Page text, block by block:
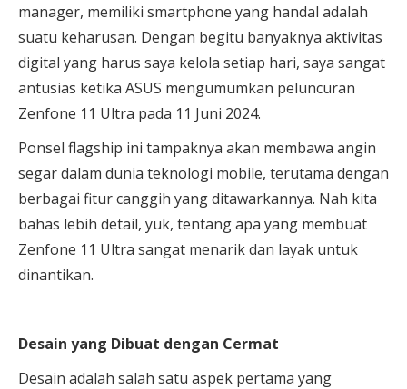
manager, memiliki smartphone yang handal adalah
suatu keharusan. Dengan begitu banyaknya aktivitas
digital yang harus saya kelola setiap hari, saya sangat
antusias ketika ASUS mengumumkan peluncuran
Zenfone 11 Ultra pada 11 Juni 2024.
Ponsel flagship ini tampaknya akan membawa angin
segar dalam dunia teknologi mobile, terutama dengan
berbagai fitur canggih yang ditawarkannya. Nah kita
bahas lebih detail, yuk, tentang apa yang membuat
Zenfone 11 Ultra sangat menarik dan layak untuk
dinantikan.
Desain yang Dibuat dengan Cermat
Desain adalah salah satu aspek pertama yang